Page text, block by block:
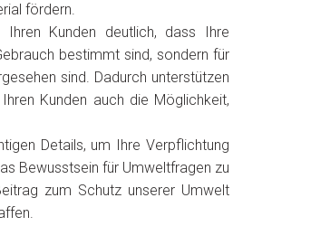
fördern.
Kunden deutlich, dass Ihre
bestimmt sind, sondern für
sind. Dadurch unterstützen
Kunden auch die Möglichkeit,
Details, um Ihre Verpflichtung
Bewusstsein für Umweltfragen zu
zum Schutz unserer Umwelt